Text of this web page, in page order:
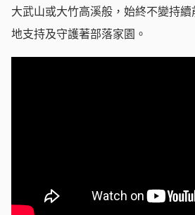
大武山或大竹高溪般，始終不變持
地支持及守護著部落家園。